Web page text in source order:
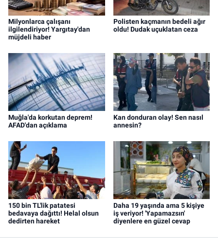
Milyonlarca çalışanı
ilgilendiriyor! Yargıtay'dan
müjdeli haber
Polisten kaçmanın bedeli ağır
oldu! Dudak uçuklatan ceza
Muğla'da korkutan deprem!
AFAD'dan açıklama
Kan donduran olay! Sen nasıl
annesin?
150 bin TL'lik patatesi
bedavaya dağıttı! Helal olsun
dedirten hareket
Daha 19 yaşında ama 5 kişiye
iş veriyor! 'Yapamazsın'
diyenlere en güzel cevap